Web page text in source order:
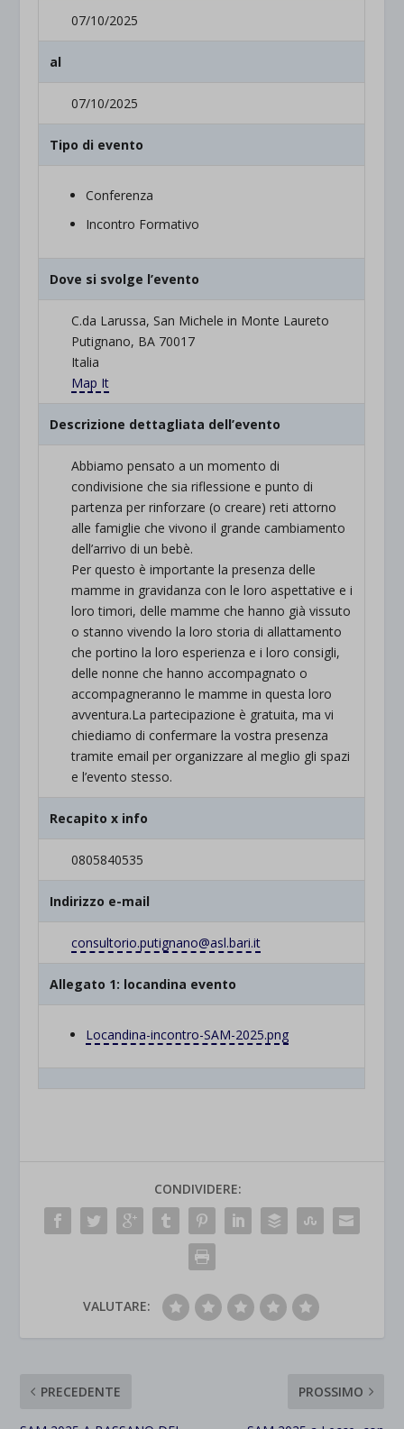
07/10/2025
al
07/10/2025
Tipo di evento
Conferenza
Incontro Formativo
Dove si svolge l’evento
C.da Larussa, San Michele in Monte Laureto
Putignano, BA 70017
Italia
Map It
Descrizione dettagliata dell’evento
Abbiamo pensato a un momento di
condivisione che sia riflessione e punto di
partenza per rinforzare (o creare) reti attorno
alle famiglie che vivono il grande cambiamento
dell’arrivo di un bebè.
Per questo è importante la presenza delle
mamme in gravidanza con le loro aspettative e i
loro timori, delle mamme che hanno già vissuto
o stanno vivendo la loro storia di allattamento
che portino la loro esperienza e i loro consigli,
delle nonne che hanno accompagnato o
accompagneranno le mamme in questa loro
avventura.La partecipazione è gratuita, ma vi
chiediamo di confermare la vostra presenza
tramite email per organizzare al meglio gli spazi
e l’evento stesso.
Recapito x info
0805840535
Indirizzo e-mail
consultorio.putignano@asl.bari.it
Allegato 1: locandina evento
Locandina-incontro-SAM-2025.png
CONDIVIDERE:
VALUTARE:
PRECEDENTE PROSSIMO